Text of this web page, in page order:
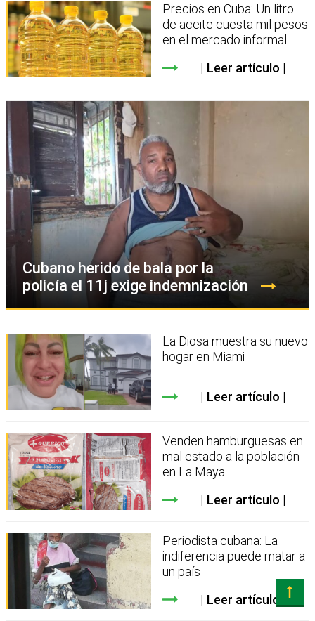
Precios en Cuba: Un litro
de aceite cuesta mil pesos
en el mercado informal
Leer artículo
Cubano herido de bala por la
policía el 11j exige indemnización
La Diosa muestra su nuevo
hogar en Miami
Leer artículo
Venden hamburguesas en
mal estado a la población
en La Maya
Leer artículo
Periodista cubana: La
indiferencia puede matar a
un país
Leer artículo